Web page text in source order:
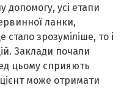
допомогу, усі етапи
ланки,
зрозуміліше, то і
Заклади почали
цьому сприяють
може отримати